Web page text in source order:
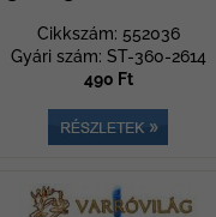
Cikkszám: 552036
Gyári szám: ST-360-2614
490 Ft